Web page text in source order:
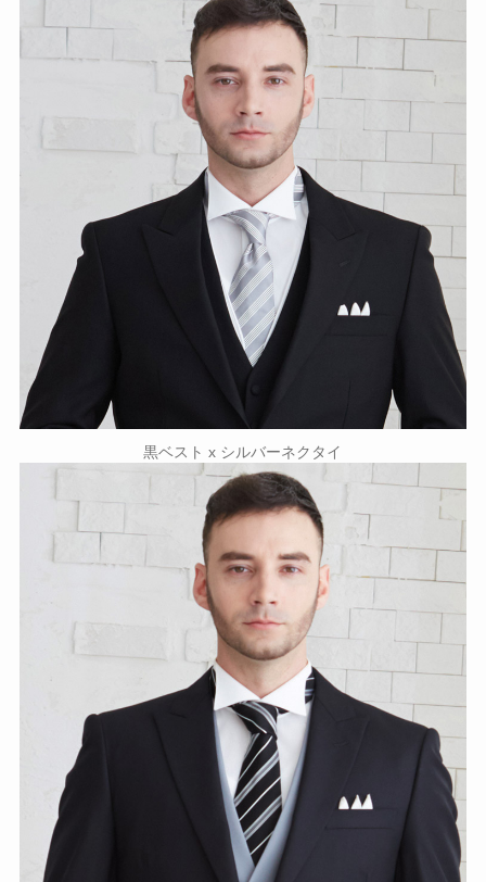
黒ベスト x シルバーネクタイ